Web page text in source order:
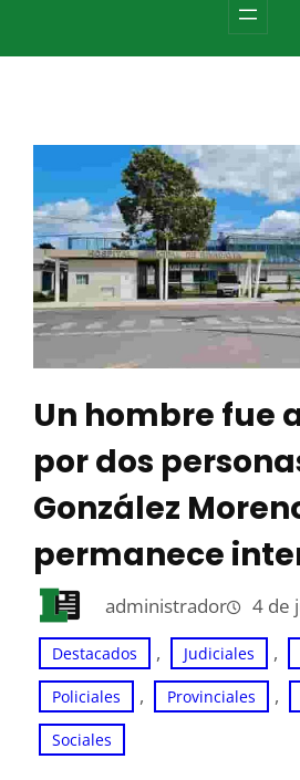
Un hombre fue
por dos
González
permanece
administrador 4 de
Destacados , Judiciales ,
Policiales , Provinciales ,
Sociales